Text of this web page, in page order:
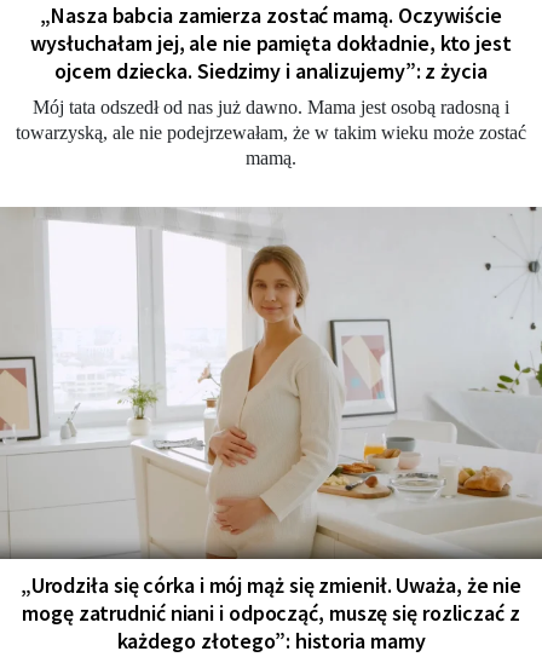
„Nasza babcia zamierza zostać mamą. Oczywiście
wysłuchałam jej, ale nie pamięta dokładnie, kto jest
ojcem dziecka. Siedzimy i analizujemy”: z życia
Mój tata odszedł od nas już dawno. Mama jest osobą radosną i
towarzyską, ale nie podejrzewałam, że w takim wieku może zostać
mamą.
„Urodziła się córka i mój mąż się zmienił. Uważa, że nie
mogę zatrudnić niani i odpocząć, muszę się rozliczać z
każdego złotego”: historia mamy